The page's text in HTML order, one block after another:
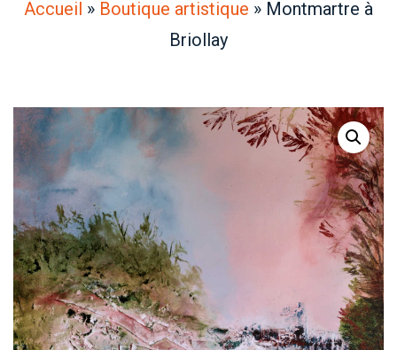
Accueil » Boutique artistique » Montmartre à
Briollay